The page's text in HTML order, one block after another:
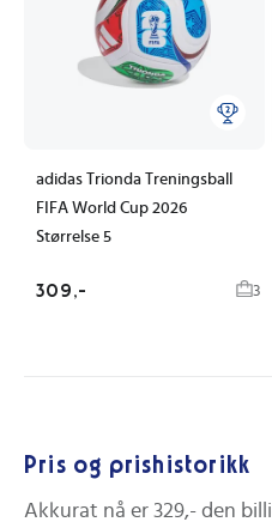
adidas Trionda Treningsball
FIFA World Cup 2026
Størrelse 5
309,- 3
Pris og prishistorikk
Akkurat nå er 329,- den